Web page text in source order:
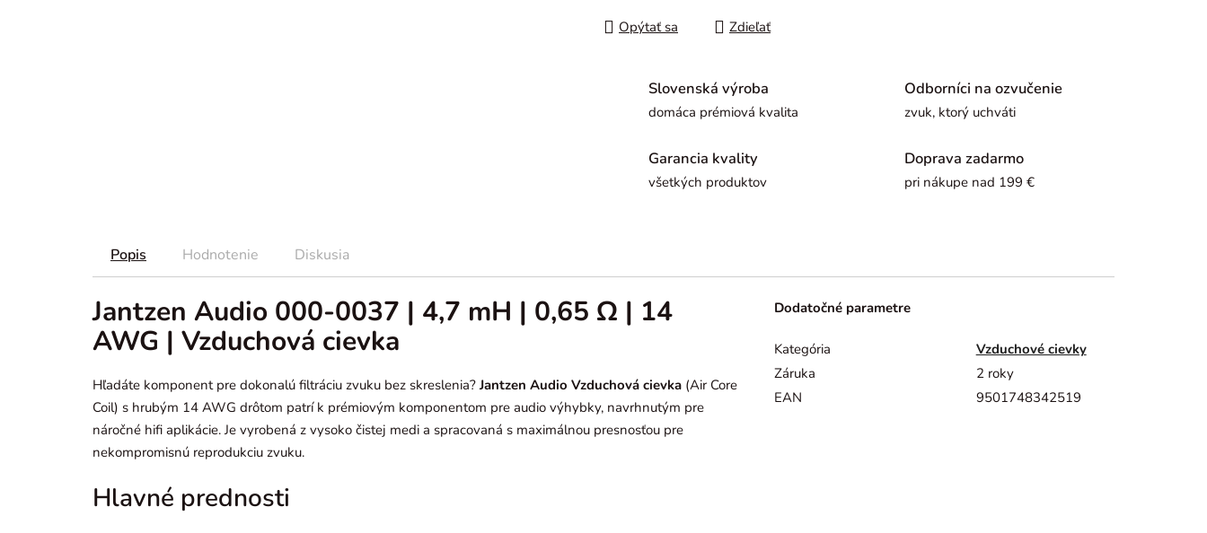
Opýtať sa Zdieľať
Slovenská výroba
domáca prémiová kvalita
Odborníci na ozvučenie
zvuk, ktorý uchváti
Garancia kvality
všetkých produktov
Doprava zadarmo
pri nákupe nad 199 €
Popis Hodnotenie Diskusia
Jantzen Audio 000-0037 | 4,7 mH | 0,65 Ω | 14
AWG | Vzduchová cievka
Hľadáte komponent pre dokonalú filtráciu zvuku bez skreslenia? Jantzen Audio Vzduchová cievka (Air Core
Coil) s hrubým 14 AWG drôtom patrí k prémiovým komponentom pre audio výhybky, navrhnutým pre
náročné hifi aplikácie. Je vyrobená z vysoko čistej medi a spracovaná s maximálnou presnosťou pre
nekompromisnú reprodukciu zvuku.
Hlavné prednosti
Dodatočné parametre
Kategória
Vzduchové cievky
Záruka
2 roky
EAN
9501748342519